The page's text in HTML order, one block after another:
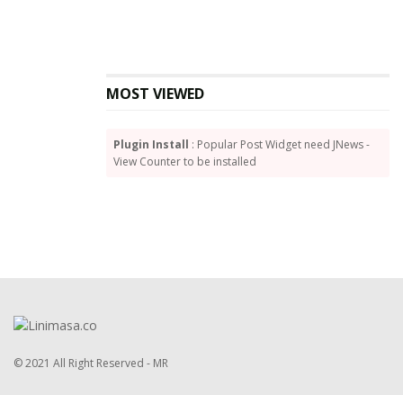
MOST VIEWED
Plugin Install : Popular Post Widget need JNews -
View Counter to be installed
© 2021 All Right Reserved - MR